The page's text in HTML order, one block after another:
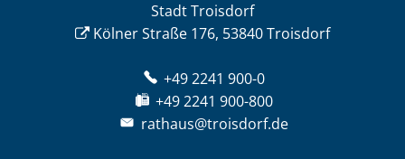
Stadt Troisdorf
Kölner Straße 176, 53840 Troisdorf
+49 2241 900-0
+49 2241 900-800
rathaus@troisdorf.de